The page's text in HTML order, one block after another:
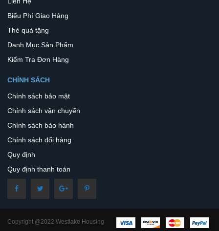
Biểu Phí Giao Hàng
Thẻ quà tặng
Danh Mục Sản Phẩm
Kiểm Tra Đơn Hàng
CHÍNH SÁCH
Chính sách bảo mật
Chính sách vận chuyển
Chính sách bảo hành
Chính sách đổi hàng
Quy định
Quy định thanh toán
Copyright @2022 Westlake Housing